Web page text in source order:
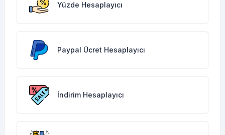
Yüzde Hesaplayıcı
Paypal Ücret Hesaplayıcı
İndirim Hesaplayıcı